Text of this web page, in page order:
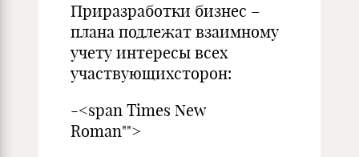
Приразработки бизнес –
плана подлежат взаимному
учету интересы всех
участвующихсторон:
-<span Times New
Roman"">